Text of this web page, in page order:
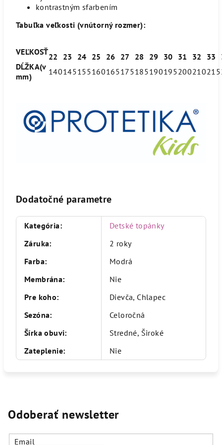
kontrastným sfarbením
Tabuľka veľkosti (vnútorný rozmer):
VEĽKOSŤ22 23 24 25 26 27 28 29 30 31 32 33
DĹŽKA(v
mm)
140145155160165175185190195200210215
Dodatočné parametre
Kategória:
Detské topánky
Záruka:
2 roky
Farba:
Modrá
Membrána:
Nie
Pre koho:
Dievča, Chlapec
Sezóna:
Celoročná
Šírka obuvi:
Stredné, Široké
Zateplenie: Nie
Odoberať newsletter
Email